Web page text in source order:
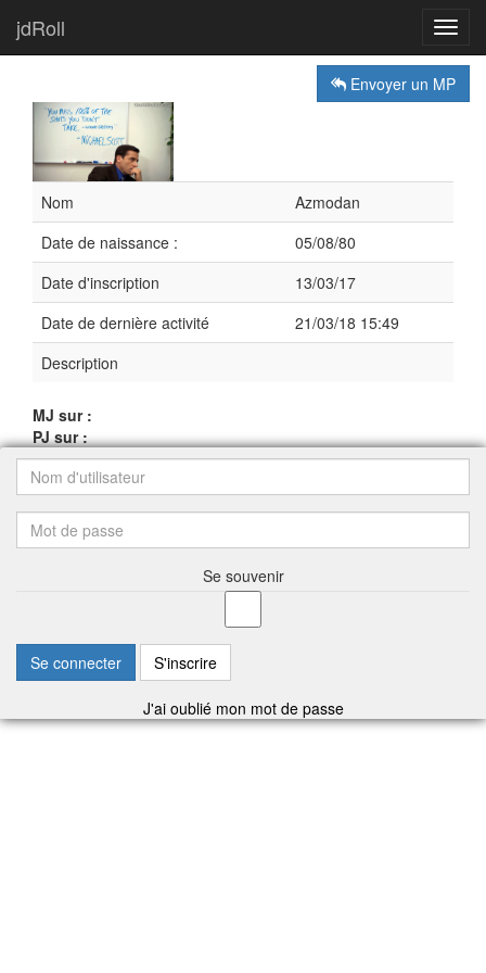
jdRoll
Envoyer un MP
Nom
Azmodan
Date de naissance :
05/08/80
Date d'inscription
13/03/17
Date de dernière activité
21/03/18 15:49
Description
MJ sur :
PJ sur :
Se souvenir
Se connecter S'inscrire
J'ai oublié mon mot de passe